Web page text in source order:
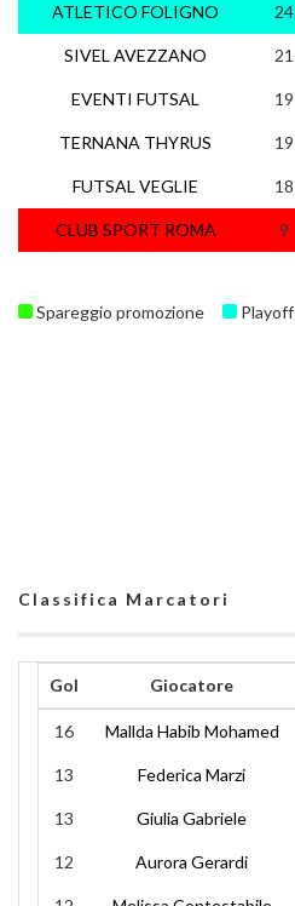
ATLETICO FOLIGNO
SIVEL AVEZZANO
EVENTI FUTSAL
TERNANA THYRUS
FUTSAL VEGLIE
CLUB SPORT ROMA
24
21
19
19
18
9
Spareggio promozione Playoff
Classifica Marcatori
Gol Giocatore
16 Mallda Habib Mohamed
13 Federica Marzi
13 Giulia Gabriele
12 Aurora Gerardi